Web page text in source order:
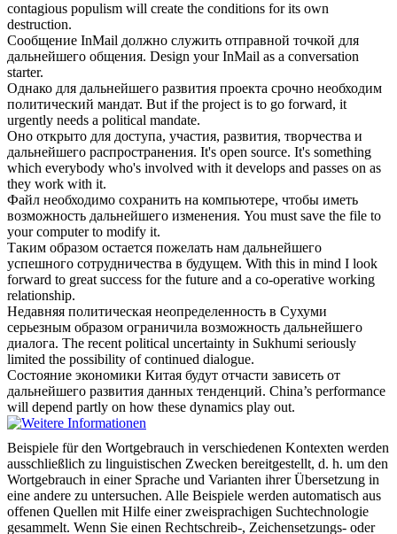
contagious populism will create the conditions for its own
destruction.
Сообщение InMail должно служить отправной точкой для
дальнейшего общения. Design your InMail as a conversation
starter.
Однако для дальнейшего развития проекта срочно необходим
политический мандат. But if the project is to go forward, it
urgently needs a political mandate.
Оно открыто для доступа, участия, развития, творчества и
дальнейшего распространения. It's open source. It's something
which everybody who's involved with it develops and passes on as
they work with it.
Файл необходимо сохранить на компьютере, чтобы иметь
возможность дальнейшего изменения. You must save the file to
your computer to modify it.
Таким образом остается пожелать нам дальнейшего
успешного сотрудничества в будущем. With this in mind I look
forward to great success for the future and a co-operative working
relationship.
Недавняя политическая неопределенность в Сухуми
серьезным образом ограничила возможность дальнейшего
диалога. The recent political uncertainty in Sukhumi seriously
limited the possibility of continued dialogue.
Состояние экономики Китая будут отчасти зависеть от
дальнейшего развития данных тенденций. China’s performance
will depend partly on how these dynamics play out.
Beispiele für den Wortgebrauch in verschiedenen Kontexten werden
ausschließlich zu linguistischen Zwecken bereitgestellt, d. h. um den
Wortgebrauch in einer Sprache und Varianten ihrer Übersetzung in
eine andere zu untersuchen. Alle Beispiele werden automatisch aus
offenen Quellen mit Hilfe einer zweisprachigen Suchtechnologie
gesammelt. Wenn Sie einen Rechtschreib-, Zeichensetzungs- oder